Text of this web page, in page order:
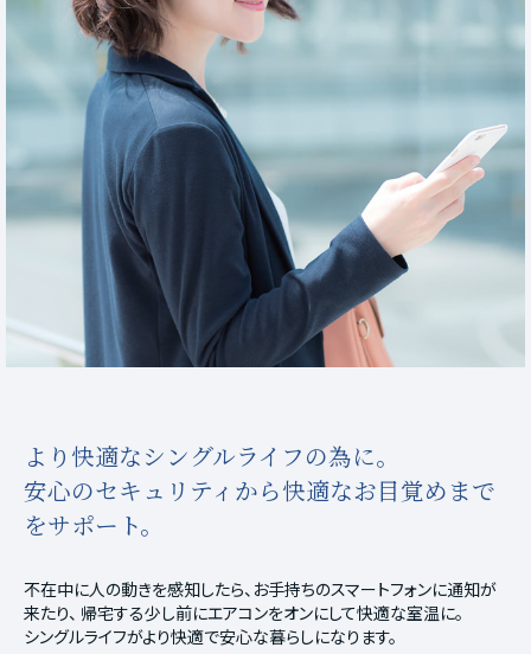
より快適なシングルライフの為に。
安心のセキュリティから快適なお目覚めまで
をサポート。
不在中に人の動きを感知したら、お手持ちのスマートフォンに通知が
来たり、 帰宅する少し前にエアコンをオンにして快適な室温に。
シングルライフがより快適で安心な暮らしになります。